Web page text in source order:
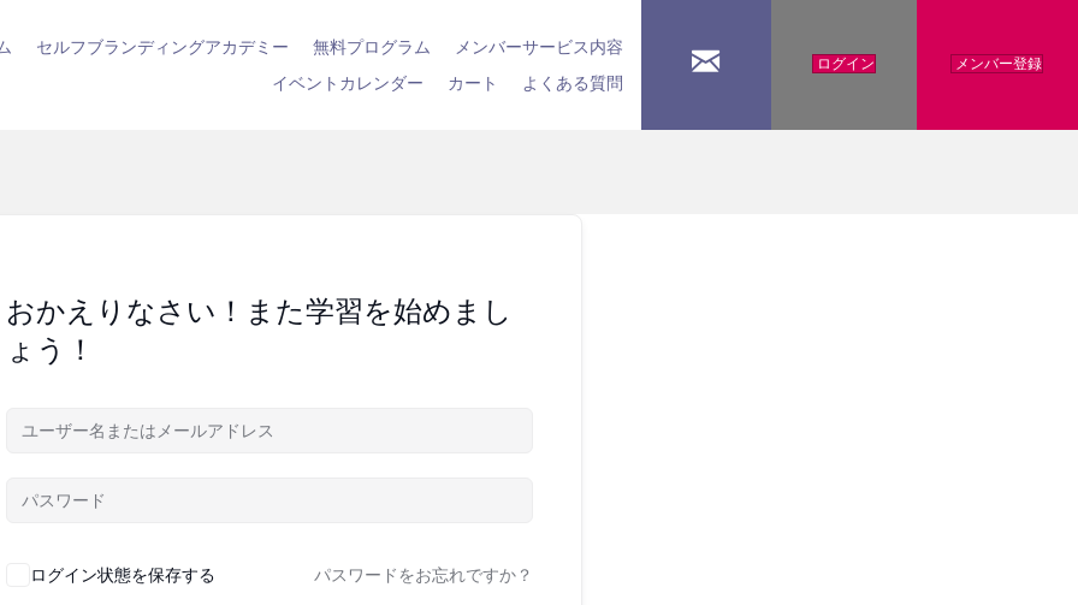
セルフブランディングアカデミー 無料プログラム
メンバーサービス内容
イベントカレンダー
カート よくある質問
ログイン メンバー登録
おかえりなさい！また学習を始めまし
ょう！
ログイン状態を保存する パスワードをお忘れですか？